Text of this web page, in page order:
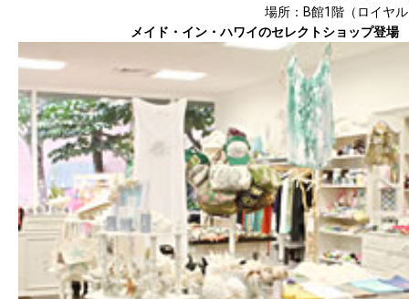
場所：B館1階（ロイヤ
メイド・イン・ハワイのセレクトショップ登場